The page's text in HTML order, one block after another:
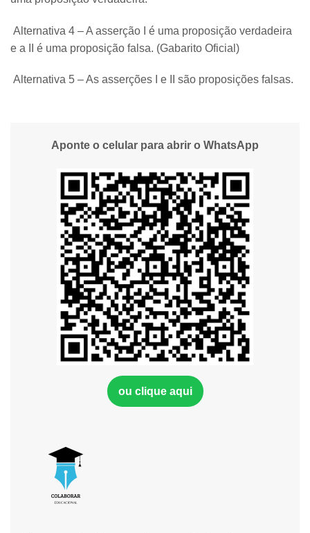
Alternativa 4 – A asserção I é uma proposição verdadeira
e a II é uma proposição falsa. (Gabarito Oficial)
Alternativa 5 – As asserções I e II são proposições falsas.
Aponte o celular para abrir o WhatsApp
ou clique aqui